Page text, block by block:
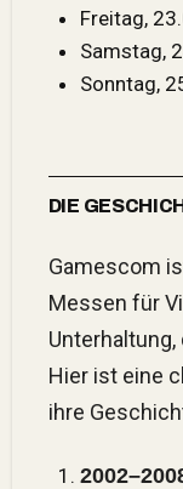
Freitag,
Samstag,
Sonntag,
DIE
Gamescom ist eine der weltweit größten
Messen für
Hier ist eine
ihre
2002–2008: Games Convention in